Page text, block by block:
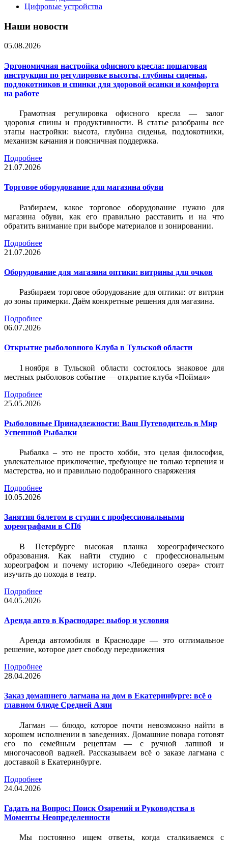
Цифровые устройства
Наши новости
05.08.2026
Эргономичная настройка офисного кресла: пошаговая
инструкция по регулировке высоты, глубины сиденья,
подлокотников и спинки для здоровой осанки и комфорта
на работе
Грамотная регулировка офисного кресла — залог
здоровья спины и продуктивности. В статье разобраны все
этапы настройки: высота, глубина сиденья, подлокотники,
механизм качания и поясничная поддержка.
Подробнее
21.07.2026
Торговое оборудование для магазина обуви
Разбираем, какое торговое оборудование нужно для
магазина обуви, как его правильно расставить и на что
обратить внимание при выборе материалов и зонировании.
Подробнее
21.07.2026
Оборудование для магазина оптики: витрины для очков
Разбираем торговое оборудование для оптики: от витрин
до зоны примерки. Даём конкретные решения для магазина.
Подробнее
06.07.2026
Открытие рыболовного Клуба в Тульской области
1 ноября в Тульской области состоялось знаковое для
местных рыболовов событие — открытие клуба «Поймал»
Подробнее
25.05.2026
Рыболовные Принадлежности: Ваш Путеводитель в Мир
Успешной Рыбалки
Рыбалка – это не просто хобби, это целая философия,
увлекательное приключение, требующее не только терпения и
мастерства, но и правильно подобранного снаряжения
Подробнее
10.05.2026
Занятия балетом в студии с профессиональными
хореографами в СПб
В Петербурге высокая планка хореографического
образования. Как найти студию с профессиональным
хореографом и почему историю «Лебединого озера» стоит
изучить до похода в театр.
Подробнее
04.05.2026
Аренда авто в Краснодаре: выбор и условия
Аренда автомобиля в Краснодаре — это оптимальное
решение, которое дает свободу передвижения
Подробнее
28.04.2026
Заказ домашнего лагмана на дом в Екатеринбурге: всё о
главном блюде Средней Азии
Лагман — блюдо, которое почти невозможно найти в
хорошем исполнении в заведениях. Домашние повара готовят
его по семейным рецептам — с ручной лапшой и
многочасовой ваджей. Рассказываем всё о заказе лагмана с
доставкой в Екатеринбурге.
Подробнее
24.04.2026
Гадать на Вопрос: Поиск Озарений и Руководства в
Моменты Неопределенности
Мы постоянно ищем ответы, когда сталкиваемся с